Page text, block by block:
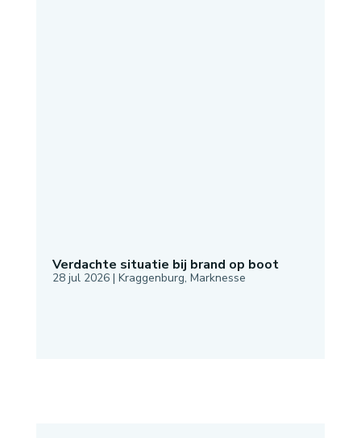
Verdachte situatie bij brand op boot
28 jul 2026| Kraggenburg, Marknesse